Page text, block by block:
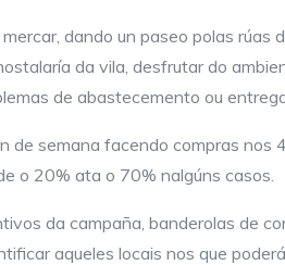
dando un paseo polas
da vila, desfrutar do
de abastecemento ou
semana facendo compras
o 20% ata o 70% nalgúns casos.
da campaña, banderolas de
aqueles locais nos que